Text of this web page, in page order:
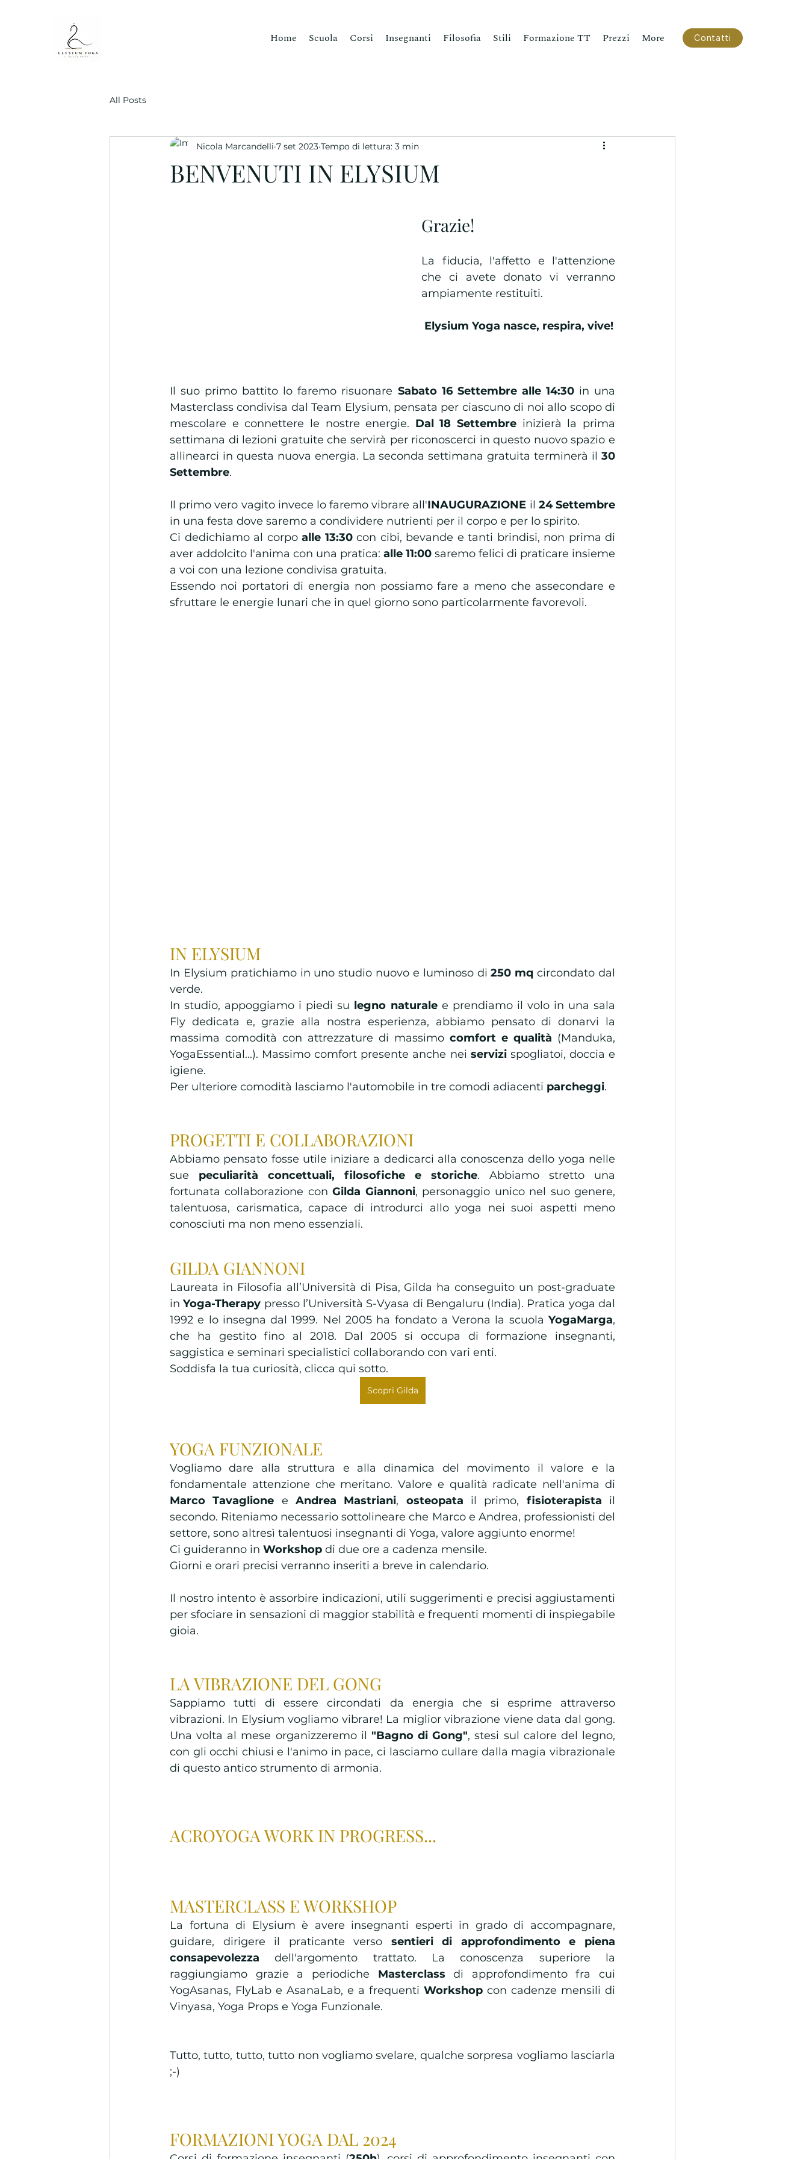
Home Scuola Corsi Insegnanti Filosofia Stili Formazione TT Prezzi More Contatti
All Posts
BENVENUTI IN ELYSIUM
Nicola Marcandelli 7 set 2023 Tempo di lettura: 3 min
Grazie!
La fiducia, l'affetto e l'attenzione
che ci avete donato vi verranno
ampiamente restituiti.
Elysium Yoga nasce, respira, vive!
Il suo primo battito lo faremo risuonare Sabato 16 Settembre alle 14:30 in una
Masterclass condivisa dal Team Elysium, pensata per ciascuno di noi allo scopo di
mescolare e connettere le nostre energie. Dal 18 Settembre inizierà la prima
settimana di lezioni gratuite che servirà per riconoscerci in questo nuovo spazio e
allinearci in questa nuova energia. La seconda settimana gratuita terminerà il 30
Settembre.
Il primo vero vagito invece lo faremo vibrare all'INAUGURAZIONE il 24 Settembre
in una festa dove saremo a condividere nutrienti per il corpo e per lo spirito.
Ci dedichiamo al corpo alle 13:30 con cibi, bevande e tanti brindisi, non prima di
aver addolcito l'anima con una pratica: alle 11:00 saremo felici di praticare insieme
a voi con una lezione condivisa gratuita.
Essendo noi portatori di energia non possiamo fare a meno che assecondare e
sfruttare le energie lunari che in quel giorno sono particolarmente favorevoli.
IN ELYSIUM
In Elysium pratichiamo in uno studio nuovo e luminoso di 250 mq circondato dal
verde.
In studio, appoggiamo i piedi su legno naturale e prendiamo il volo in una sala
Fly dedicata e, grazie alla nostra esperienza, abbiamo pensato di donarvi la
massima comodità con attrezzature di massimo comfort e qualità (Manduka,
YogaEssential...). Massimo comfort presente anche nei servizi spogliatoi, doccia e
igiene.
Per ulteriore comodità lasciamo l'automobile in tre comodi adiacenti parcheggi.
PROGETTI E COLLABORAZIONI
Abbiamo pensato fosse utile iniziare a dedicarci alla conoscenza dello yoga nelle
sue peculiarità concettuali, filosofiche e storiche. Abbiamo stretto una
fortunata collaborazione con Gilda Giannoni, personaggio unico nel suo genere,
talentuosa, carismatica, capace di introdurci allo yoga nei suoi aspetti meno
conosciuti ma non meno essenziali.
GILDA GIANNONI
Laureata in Filosofia all’Università di Pisa, Gilda ha conseguito un post-graduate
in Yoga-Therapy presso l’Università S-Vyasa di Bengaluru (India). Pratica yoga dal
1992 e lo insegna dal 1999. Nel 2005 ha fondato a Verona la scuola YogaMarga,
che ha gestito fino al 2018. Dal 2005 si occupa di formazione insegnanti,
saggistica e seminari specialistici collaborando con vari enti.
Soddisfa la tua curiosità, clicca qui sotto.
Scopri Gilda
YOGA FUNZIONALE
Vogliamo dare alla struttura e alla dinamica del movimento il valore e la
Marco Tavaglione e Andrea Mastriani, osteopata il primo, fisioterapista il
secondo. Riteniamo necessario sottolineare che Marco e Andrea, professionisti del
settore, sono altresì talentuosi insegnanti di Yoga, valore aggiunto enorme!
Ci guideranno in Workshop di due ore a cadenza mensile.
Giorni e orari precisi verranno inseriti a breve in calendario.
Il nostro intento è assorbire indicazioni, utili suggerimenti e precisi aggiustamenti
per sfociare in sensazioni di maggior stabilità e frequenti momenti di inspiegabile
gioia.
LA VIBRAZIONE DEL GONG
Sappiamo tutti di essere circondati da energia che si esprime attraverso
vibrazioni. In Elysium vogliamo vibrare! La miglior vibrazione viene data dal gong.
Una volta al mese organizzeremo il "Bagno di Gong", stesi sul calore del legno,
con gli occhi chiusi e l'animo in pace, ci lasciamo cullare dalla magia vibrazionale
di questo antico strumento di armonia.
ACROYOGA WORK IN PROGRESS...
MASTERCLASS E WORKSHOP
La fortuna di Elysium è avere insegnanti esperti in grado di accompagnare,
guidare, dirigere il praticante verso sentieri di approfondimento e piena
consapevolezza dell'argomento trattato. La conoscenza superiore la
raggiungiamo grazie a periodiche Masterclass di approfondimento fra cui
YogAsanas, FlyLab e AsanaLab, e a frequenti Workshop con cadenze mensili di
Vinyasa, Yoga Props e Yoga Funzionale.
Tutto, tutto, tutto, tutto non vogliamo svelare, qualche sorpresa vogliamo lasciarla
;-)
FORMAZIONI YOGA DAL 2024